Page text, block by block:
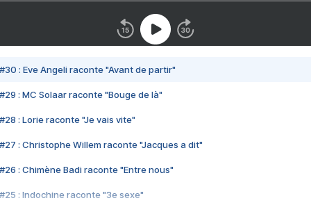
#30 : Eve Angeli raconte "Avant de partir"
#29 : MC Solaar raconte "Bouge de là"
#28 : Lorie raconte "Je vais vite"
#27 : Christophe Willem raconte "Jacques a dit"
#26 : Chimène Badi raconte "Entre nous"
#25 : Indochine raconte "3e sexe"